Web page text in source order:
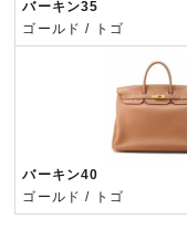
バーキン35
ゴールド / トゴ
バーキン40
ゴールド / トゴ